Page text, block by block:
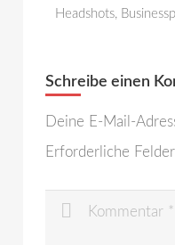
Headshots,
Schreibe einen
Deine E-Mail-
Erforderliche